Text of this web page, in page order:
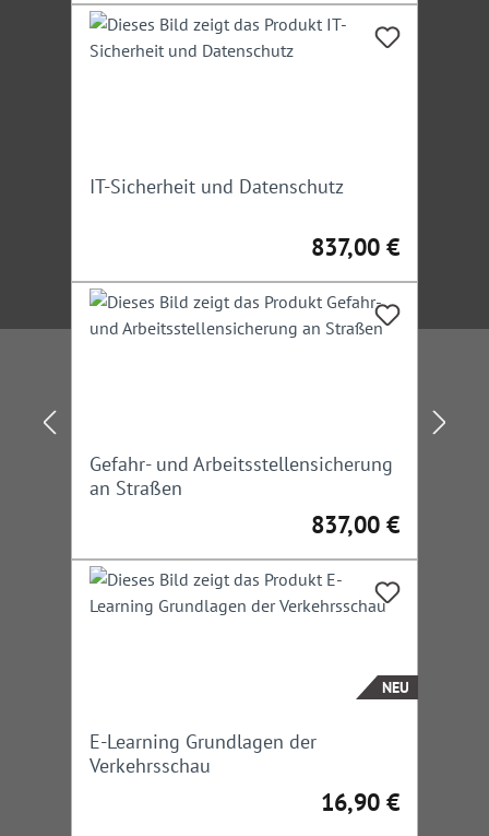
IT-Sicherheit und Datenschutz
Regulärer Preis:
837,00 €
Gefahr- und Arbeitsstellensicherung
an Straßen
Regulärer Preis:
837,00 €
NEU
E-Learning Grundlagen der
Verkehrsschau
Regulärer Preis:
16,90 €